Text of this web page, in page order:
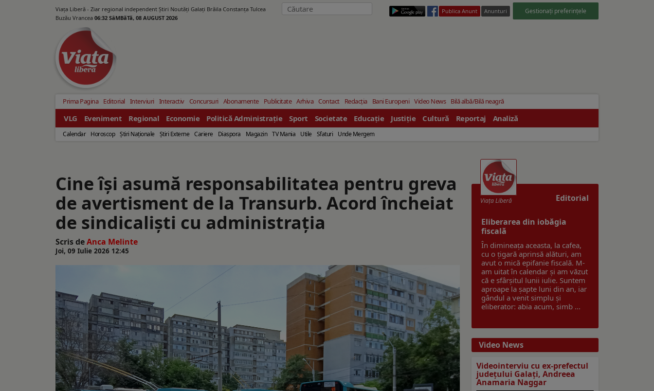
Viața Liberă - Ziar regional independent Știri Noutăți Galaţi Brăila Constanţa Tulcea
Buzău Vrancea 06:32 SâMBăTă, 08 AUGUST 2026
Publica Anunt Anunturi Gestionați preferințele
Prima Pagina Editorial Interviuri Interactiv Concursuri Abonamente Publicitate Arhiva Contact Redacția Bani Europeni Video News Bilă albă/Bilă neagră
VLG Eveniment Regional Economie Politică Administrație Sport Societate Educație Justiție Cultură Reportaj Analiză
Calendar Horoscop Ştiri Naţionale Ştiri Externe Cariere Diaspora Magazin TV Mania Utile Sfaturi Unde Mergem
Cine îşi asumă responsabilitatea pentru greva
de avertisment de la Transurb. Acord încheiat
de sindicalişti cu administraţia
Scris deAnca Melinte
Joi, 09 Iulie 2026 12:45
Editorial
Viaţa Liberă
Eliberarea din iobăgia
fiscală
În dimineața aceasta, la cafea,
cu o țigară aprinsă alături, am
avut o mică epifanie fiscală. M-
am uitat în calendar și am văzut
că e sfârșitul lunii iulie. Suntem
aproape la șapte luni din an, iar
gândul a venit simplu și
eliberator: abia acum, simb ...
Video News
Videointerviu cu ex-prefectul
judeţului Galaţi, Andreea
Anamaria Naggar